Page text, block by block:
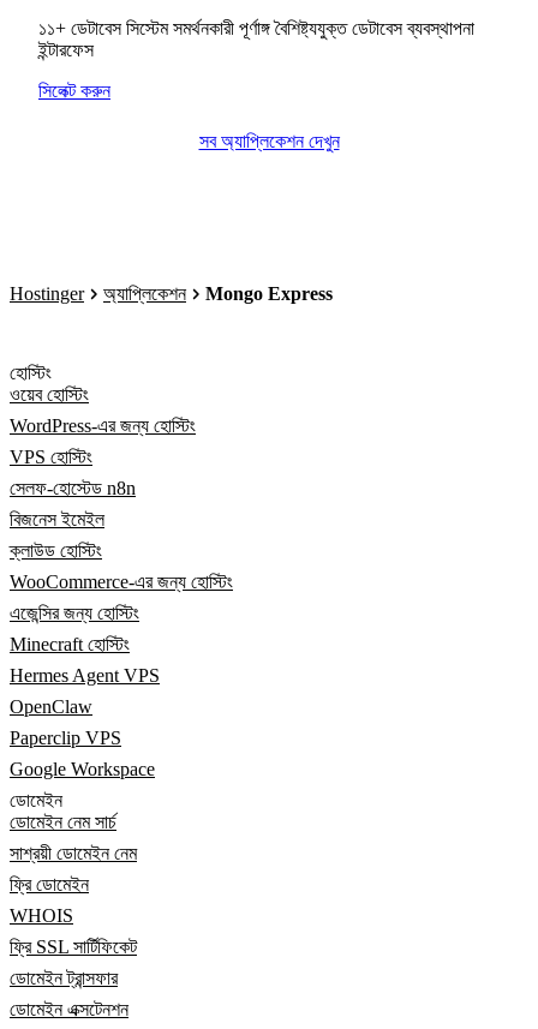
১১+ ডেটাবেস সিস্টেম সমর্থনকারী পূর্ণাঙ্গ বৈশিষ্ট্যযুক্ত ডেটাবেস ব্যবস্থাপনা
ইন্টারফেস
সিলেক্ট করুন
সব অ্যাপ্লিকেশন দেখুন
Hostinger অ্যাপ্লিকেশন Mongo Express
হোস্টিং
ওয়েব হোস্টিং
WordPress-এর জন্য হোস্টিং
VPS হোস্টিং
সেলফ-হোস্টেড n8n
বিজনেস ইমেইল
ক্লাউড হোস্টিং
WooCommerce-এর জন্য হোস্টিং
এজেন্সির জন্য হোস্টিং
Minecraft হোস্টিং
Hermes Agent VPS
OpenClaw
Paperclip VPS
Google Workspace
ডোমেইন
ডোমেইন নেম সার্চ
সাশ্রয়ী ডোমেইন নেম
ফ্রি ডোমেইন
WHOIS
ফ্রি SSL সার্টিফিকেট
ডোমেইন ট্রান্সফার
ডোমেইন এক্সটেনশন